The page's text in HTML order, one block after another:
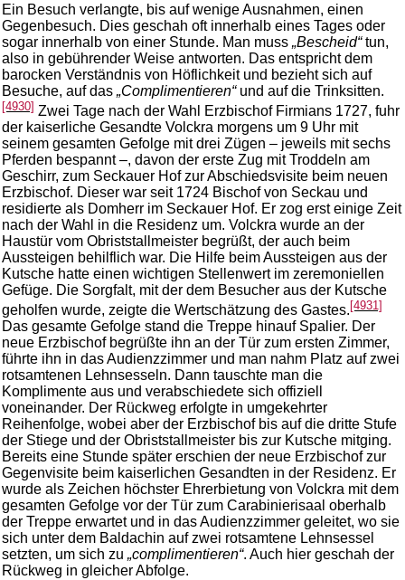
Ein Besuch verlangte, bis auf wenige Ausnahmen, einen
Gegenbesuch. Dies geschah oft innerhalb eines Tages oder
sogar innerhalb von einer Stunde. Man muss „Bescheid“tun,
also in gebührender Weise antworten. Das entspricht dem
barocken Verständnis von Höflichkeit und bezieht sich auf
Besuche, auf das „Complimentieren“und auf die Trinksitten.
[4930] Zwei Tage nach der Wahl Erzbischof Firmians 1727, fuhr
der kaiserliche Gesandte Volckra morgens um 9 Uhr mit
seinem gesamten Gefolge mit drei Zügen – jeweils mit sechs
Pferden bespannt –, davon der erste Zug mit Troddeln am
Geschirr, zum Seckauer Hof zur Abschiedsvisite beim neuen
Erzbischof. Dieser war seit 1724 Bischof von Seckau und
residierte als Domherr im Seckauer Hof. Er zog erst einige Zeit
nach der Wahl in die Residenz um. Volckra wurde an der
Haustür vom Obriststallmeister begrüßt, der auch beim
Aussteigen behilflich war. Die Hilfe beim Aussteigen aus der
Kutsche hatte einen wichtigen Stellenwert im zeremoniellen
Gefüge. Die Sorgfalt, mit der dem Besucher aus der Kutsche
geholfen wurde, zeigte die Wertschätzung des Gastes. [4931]
Das gesamte Gefolge stand die Treppe hinauf Spalier. Der
neue Erzbischof begrüßte ihn an der Tür zum ersten Zimmer,
führte ihn in das Audienzzimmer und man nahm Platz auf zwei
rotsamtenen Lehnsesseln. Dann tauschte man die
Komplimente aus und verabschiedete sich offiziell
voneinander. Der Rückweg erfolgte in umgekehrter
Reihenfolge, wobei aber der Erzbischof bis auf die dritte Stufe
der Stiege und der Obriststallmeister bis zur Kutsche mitging.
Bereits eine Stunde später erschien der neue Erzbischof zur
Gegenvisite beim kaiserlichen Gesandten in der Residenz. Er
wurde als Zeichen höchster Ehrerbietung von Volckra mit dem
gesamten Gefolge vor der Tür zum Carabinierisaal oberhalb
der Treppe erwartet und in das Audienzzimmer geleitet, wo sie
sich unter dem Baldachin auf zwei rotsamtene Lehnsessel
setzten, um sich zu „complimentieren“. Auch hier geschah der
Rückweg in gleicher Abfolge.